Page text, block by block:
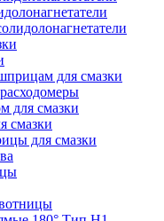
для смазки
для смазки
смазки
для смазки